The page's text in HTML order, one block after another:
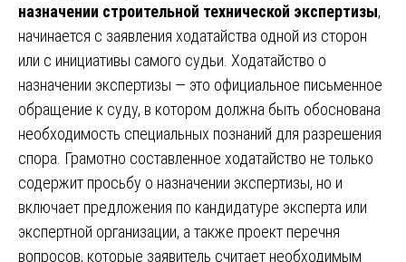
назначении строительной технической экспертизы,
начинается с заявления ходатайства одной из сторон
или с инициативы самого судьи. Ходатайство о
назначении экспертизы — это официальное письменное
обращение к суду, в котором должна быть обоснована
необходимость специальных познаний для разрешения
спора. Грамотно составленное ходатайство не только
содержит просьбу о назначении экспертизы, но и
включает предложения по кандидатуре эксперта или
экспертной организации, а также проект перечня
вопросов, которые заявитель считает необходимым